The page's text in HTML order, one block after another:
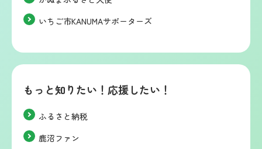
いちご市KANUMAサポーターズ
もっと知りたい！応援したい！
ふるさと納税
鹿沼ファン